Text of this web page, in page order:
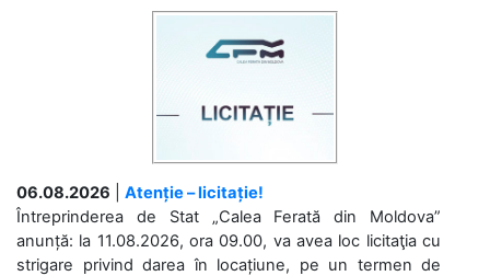
06.08.2026
Atenție – licitație!
Întreprinderea de Stat „Calea Ferată din Moldova”
anunță: la 11.08.2026, ora 09.00, va avea loc licitaţia cu
strigare privind darea în locațiune, pe un termen de